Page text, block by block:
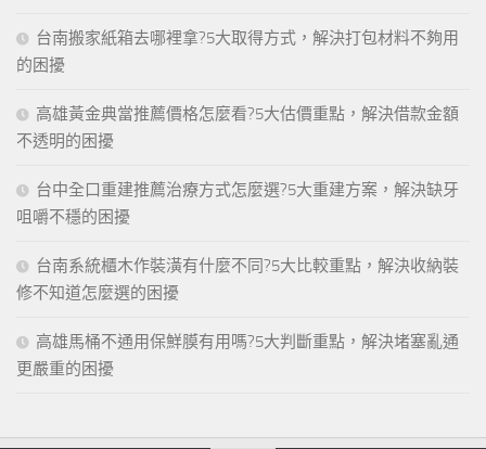
台南搬家紙箱去哪裡拿?5大取得方式，解決打包材料不夠用
的困擾
高雄黃金典當推薦價格怎麼看?5大估價重點，解決借款金額
不透明的困擾
台中全口重建推薦治療方式怎麼選?5大重建方案，解決缺牙
咀嚼不穩的困擾
台南系統櫃木作裝潢有什麼不同?5大比較重點，解決收納裝
修不知道怎麼選的困擾
高雄馬桶不通用保鮮膜有用嗎?5大判斷重點，解決堵塞亂通
更嚴重的困擾